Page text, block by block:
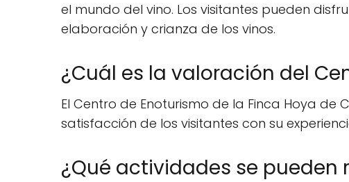
el mundo del vino. Los visitantes pueden
elaboración y crianza de los vinos.
¿Cuál es la valoración del
El Centro de Enoturismo de la Finca Hoya
satisfacción de los visitantes con su
¿Qué actividades se pueden